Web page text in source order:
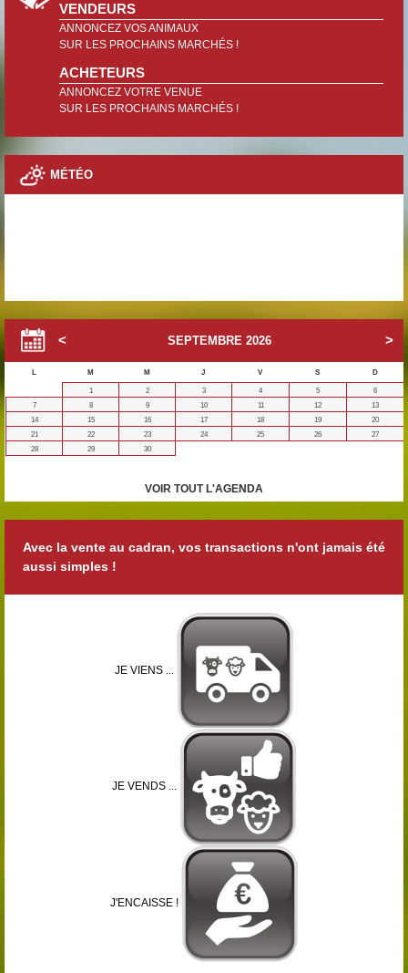
VENDEURS
ANNONCEZ VOS ANIMAUX
SUR LES PROCHAINS MARCHÉS !
ACHETEURS
ANNONCEZ VOTRE VENUE
SUR LES PROCHAINS MARCHÉS !
MÉTÉO
SEPTEMBRE 2026
L M M J V S
D
1
2 3 4 5
6
7
8 9 10 11 12
13
14
15 16 17 18 19
20
21
22 23 24 25 26
27
28
29 30
VOIR TOUT L'AGENDA
Avec la vente au cadran, vos transactions n'ont jamais été
aussi simples !
JE VIENS ...
JE VENDS ...
J'ENCAISSE !